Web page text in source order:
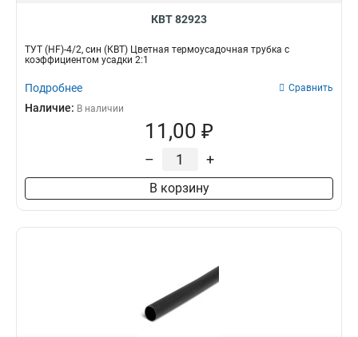
КВТ 82923
ТУТ (HF)-4/2, син (КВТ) Цветная термоусадочная трубка с
коэффициентом усадки 2:1
Подробнее Сравнить
Наличие: В наличии
11,00 ₽
– +
В корзину